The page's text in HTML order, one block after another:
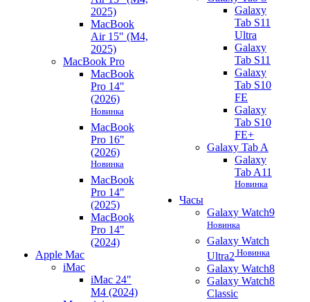
2025)
MacBook
Air 15" (M4,
2025)
MacBook Pro
MacBook
Pro 14"
(2026)
Новинка
MacBook
Pro 16"
(2026)
Новинка
MacBook
Pro 14"
(2025)
MacBook
Pro 14"
(2024)
Apple Mac
iMac
iMac 24"
M4 (2024)
Galaxy
Tab S11
Ultra
Galaxy
Tab S11
Galaxy
Tab S10
FE
Galaxy
Tab S10
FE+
Galaxy Tab A
Galaxy
Tab A11
Новинка
Часы
Galaxy Watch9
Новинка
Galaxy Watch
Ultra2 Новинка
Galaxy Watch8
Galaxy Watch8
Classic